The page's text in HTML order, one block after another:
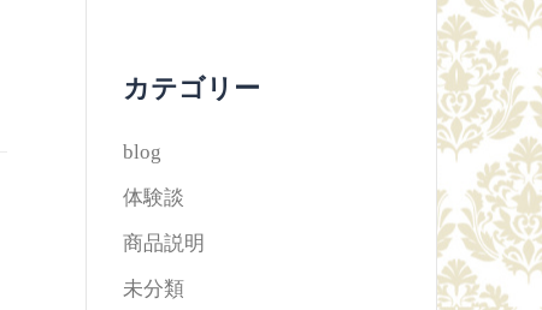
カテゴリー
blog
体験談
商品説明
未分類